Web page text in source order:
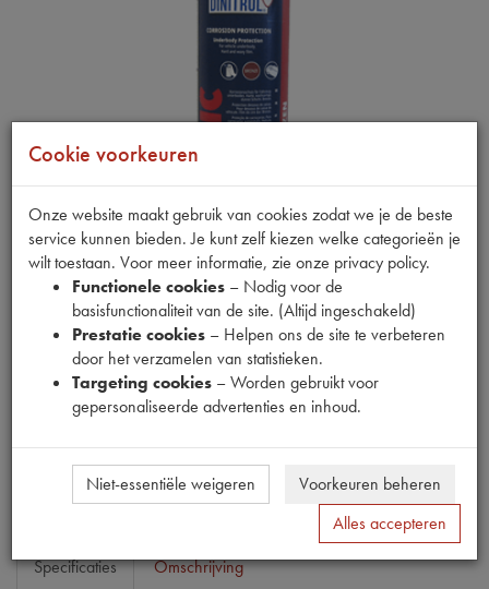
Productnummer
1918065
Prijs
27,77 (€22,95excl. btw)
Bestel
Specificaties Omschrijving
Cookie voorkeuren
Onze website maakt gebruik van cookies zodat we je de beste
service kunnen bieden. Je kunt zelf kiezen welke categorieën je
wilt toestaan. Voor meer informatie, zie onze privacy policy.
Functionele cookies – Nodig voor de
basisfunctionaliteit van de site. (Altijd ingeschakeld)
Prestatie cookies – Helpen ons de site te verbeteren
door het verzamelen van statistieken.
Targeting cookies – Worden gebruikt voor
gepersonaliseerde advertenties en inhoud.
Niet-essentiële weigeren
Voorkeuren beheren
Alles accepteren